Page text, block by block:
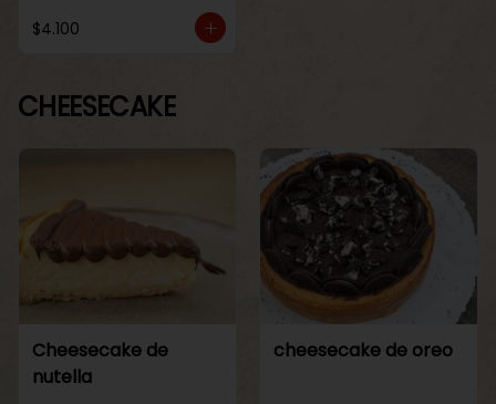
$4.100
CHEESECAKE
Cheesecake de
nutella
cheesecake de oreo